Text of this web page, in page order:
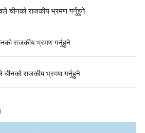
चीनको राजकीय भ्रमण गर्नुहुने
राजकीय भ्रमण गर्नुहुने
चीनको राजकीय भ्रमण गर्नुहुने